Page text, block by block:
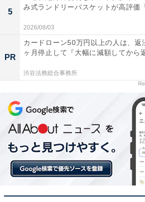
1位：大宮公園（さいたま市）／
1位に輝いたのは「大宮公園」でした
区にある県営の公園で、「日本さく
選ばれている県内屈指の花見スポッ
5
み式ランドリーバスケットが高評価
2026/08/03
PR
カードローン50万円以上の人は、返
ヶ月停止して『大幅に減額してから
渋谷法務総合事務所